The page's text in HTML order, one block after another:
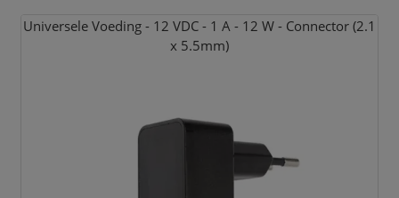
Universele Voeding - 12 VDC - 1 A - 12 W - Connector (2.1
x 5.5mm)